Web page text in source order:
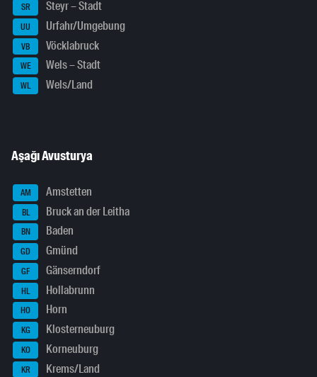
SR Steyr – Stadt
UU Urfahr/Umgebung
VB Vöcklabruck
WE Wels – Stadt
WL Wels/Land
Aşağı Avusturya
AM Amstetten
BL Bruck an der Leitha
BN Baden
GD Gmünd
GF Gänserndorf
HL Hollabrunn
HO Horn
KG Klosterneuburg
KO Korneuburg
KR Krems/Land